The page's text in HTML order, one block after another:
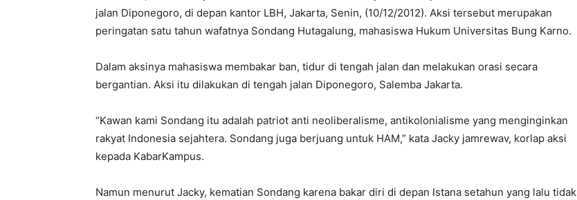
jalan Diponegoro, di depan kantor LBH, Jakarta, Senin, (10/12/2012). Aksi tersebut merupakan
peringatan satu tahun wafatnya Sondang Hutagalung, mahasiswa Hukum Universitas Bung Karno.
Dalam aksinya mahasiswa membakar ban, tidur di tengah jalan dan melakukan orasi secara
bergantian. Aksi itu dilakukan di tengah jalan Diponegoro, Salemba Jakarta.
“Kawan kami Sondang itu adalah patriot anti neoliberalisme, antikolonialisme yang menginginkan
rakyat Indonesia sejahtera. Sondang juga berjuang untuk HAM,” kata Jacky jamrewav, korlap aksi
kepada KabarKampus.
Namun menurut Jacky, kematian Sondang karena bakar diri di depan Istana setahun yang lalu tidak